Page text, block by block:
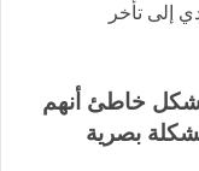
إلى تأخر
خاطئ أنهم
بصرية